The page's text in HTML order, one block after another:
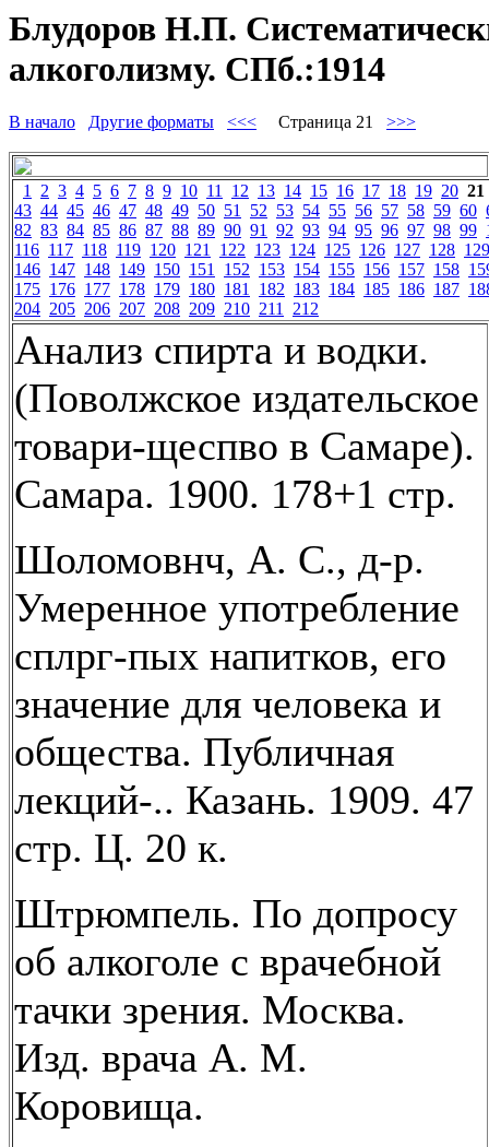
Блудоров Н.П.
алкоголизму. СПб.:1914
В начало Другие форматы <<< Страница 21 >>>
1 2 3 4 5 6 7 8 9 10 11 12 13 14 15 16 17 18 19 20 21
43 44 45 46 47 48 49 50 51 52 53 54 55 56 57 58 59 60
82 83 84 85 86 87 88 89 90 91 92 93 94 95 96 97 98 99
116 117 118 119 120 121 122 123 124 125 126 127 128 129
146 147 148 149 150 151 152 153 154 155 156 157 158
175 176 177 178 179 180 181 182 183 184 185 186 187
204 205 206 207 208 209 210 211 212
Анализ спирта и водки.
(Поволжское издательское
товари-щеспво в Самаре).
Самара. 1900. 178+1 стр.
Шоломовнч, А. С., д-р.
Умеренное употребление
сплрг-пых напитков, его
значение для человека и
общества. Публичная
лекций-.. Казань. 1909. 47
стр. Ц. 20 к.
Штрюмпель. По допросу
об алкоголе с врачебной
тачки зрения. Москва.
Изд. врача А. М.
Коровища.